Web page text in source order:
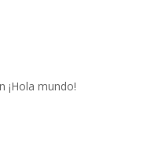
¡Hola mundo!